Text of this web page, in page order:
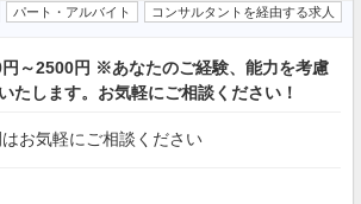
パート・アルバイト コンサルタントを経由する求人
～2500円 ※あなたのご経験、能力を考慮
たします。お気軽にご相談ください！
お気軽にご相談ください